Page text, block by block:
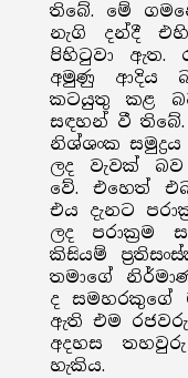
තිබේ. මේ
නැගි දන්දී
පිහිටුවා ඇත.
අමුණු ආදිය
කටයුතු කළ
සඳහන් වී තිබේ.
නිශ්ශංක
ලද වැවක්
වේ. එහෙත්
එය දැනට
ලද පරාක්‍රම
කිසියම්
තමාගේ
ද සමහරකුගේ
ඇති එම
අදහස
හැකිය.